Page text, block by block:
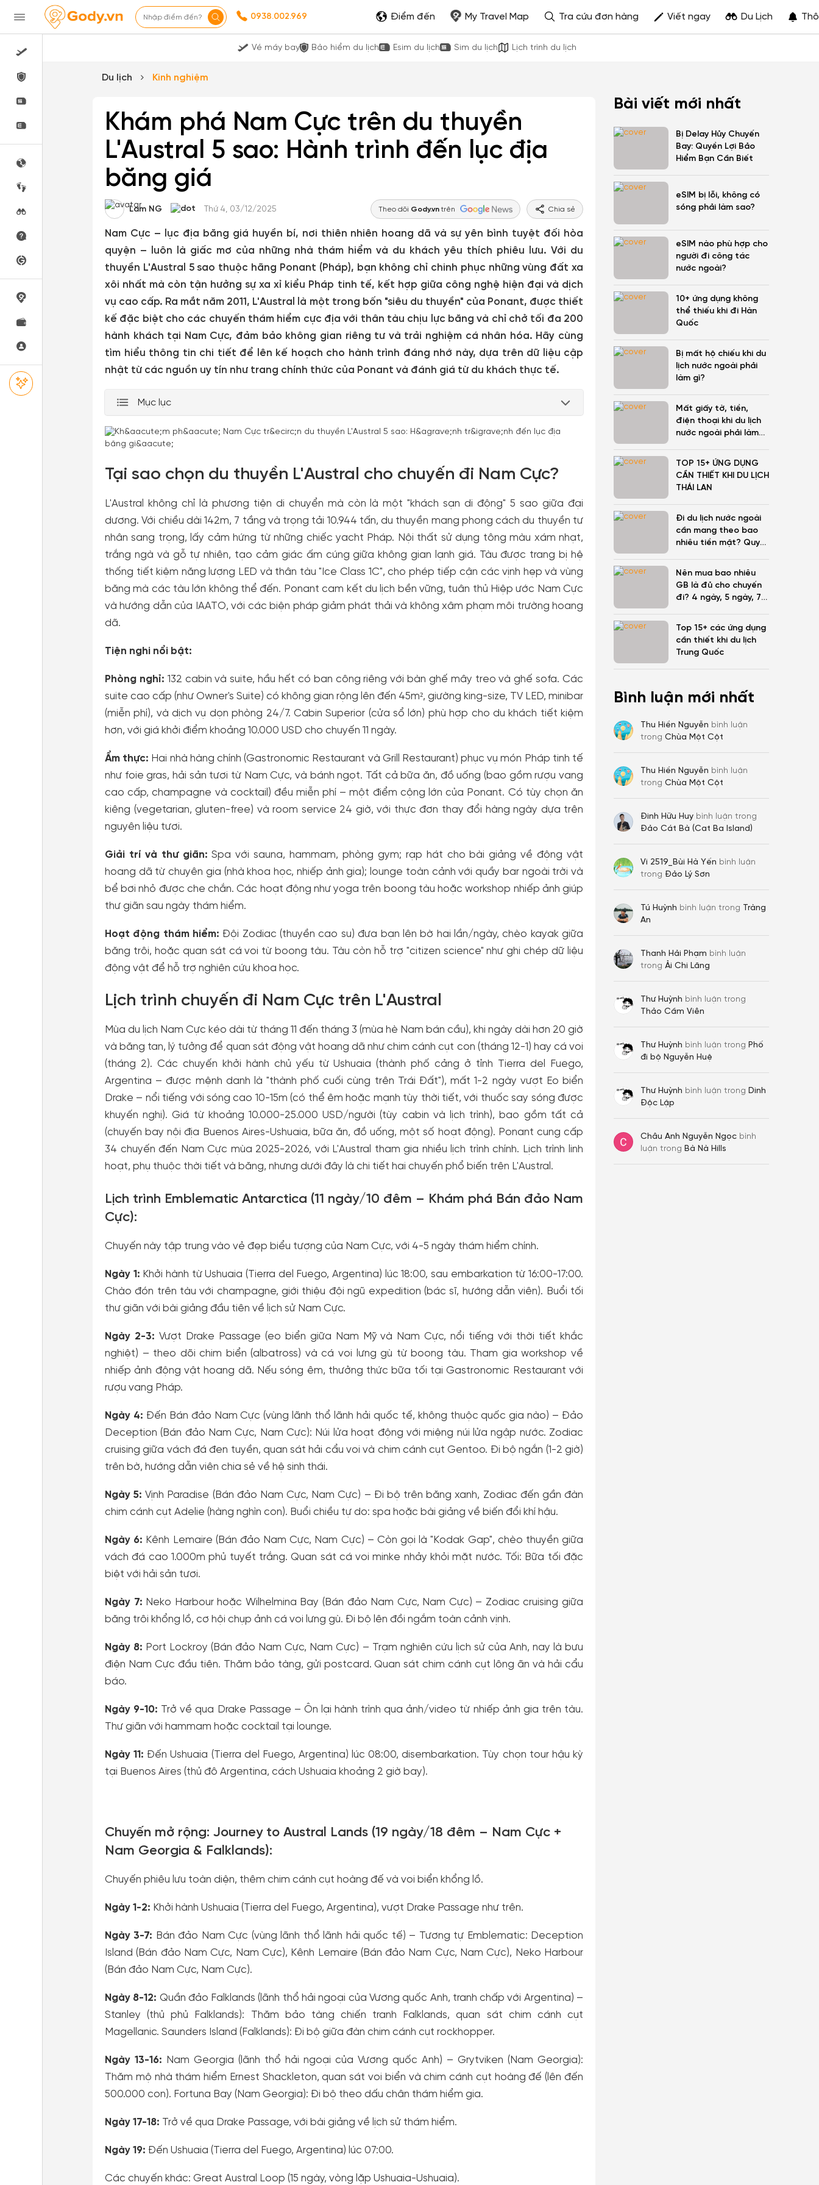
Nhập điểm đến? 0938.002.969 Điểm đến My Travel Map Tra cứu đơn hàng Viết ngay Du Lịch
Vé máy bay Bảo hiểm du lịch Esim du lịch Sim du lịch Lịch trình du lịch
Du lịch Kinh nghiệm
Khám phá Nam Cực trên du thuyền
L'Austral 5 sao: Hành trình đến lục địa
băng giá
Lam NG Thứ 4, 03/12/2025 Theo dõi Gody.vntrên Chia sẻ
Nam Cực – lục địa băng giá huyền bí, nơi thiên nhiên hoang dã và sự yên bình tuyệt đối hòa
quyện – luôn là giấc mơ của những nhà thám hiểm và du khách yêu thích phiêu lưu. Với du
thuyền L'Austral 5 sao thuộc hãng Ponant (Pháp), bạn không chỉ chinh phục những vùng đất xa
xôi nhất mà còn tận hưởng sự xa xỉ kiểu Pháp tinh tế, kết hợp giữa công nghệ hiện đại và dịch
vụ cao cấp. Ra mắt năm 2011, L'Austral là một trong bốn "siêu du thuyền" của Ponant, được thiết
kế đặc biệt cho các chuyến thám hiểm cực địa với thân tàu chịu lực băng và chỉ chở tối đa 200
hành khách tại Nam Cực, đảm bảo không gian riêng tư và trải nghiệm cá nhân hóa. Hãy cùng
tìm hiểu thông tin chi tiết để lên kế hoạch cho hành trình đáng nhớ này, dựa trên dữ liệu cập
nhật từ các nguồn uy tín như trang chính thức của Ponant và đánh giá từ du khách thực tế.
Mục lục
Tại sao chọn du thuyền L'Austral cho chuyến đi Nam Cực?
L'Austral không chỉ là phương tiện di chuyển mà còn là một "khách sạn di động" 5 sao giữa đại
dương. Với chiều dài 142m, 7 tầng và trọng tải 10.944 tấn, du thuyền mang phong cách du thuyền tư
nhân sang trọng, lấy cảm hứng từ những chiếc yacht Pháp. Nội thất sử dụng tông màu xám nhạt,
trắng ngà và gỗ tự nhiên, tạo cảm giác ấm cúng giữa không gian lạnh giá. Tàu được trang bị hệ
thống tiết kiệm năng lượng LED và thân tàu "Ice Class 1C", cho phép tiếp cận các vịnh hẹp và vùng
băng mà các tàu lớn không thể đến. Ponant cam kết du lịch bền vững, tuân thủ Hiệp ước Nam Cực
và hướng dẫn của IAATO, với các biện pháp giảm phát thải và không xâm phạm môi trường hoang
dã.
Tiện nghi nổi bật:
Phòng nghỉ: 132 cabin và suite, hầu hết có ban công riêng với bàn ghế mây treo và ghế sofa. Các
suite cao cấp (như Owner's Suite) có không gian rộng lên đến 45m², giường king-size, TV LED, minibar
(miễn phí), và dịch vụ dọn phòng 24/7. Cabin Superior (cửa sổ lớn) phù hợp cho du khách tiết kiệm
hơn, với giá khởi điểm khoảng 10.000 USD cho chuyến 11 ngày.
Ẩm thực: Hai nhà hàng chính (Gastronomic Restaurant và Grill Restaurant) phục vụ món Pháp tinh tế
như foie gras, hải sản tươi từ Nam Cực, và bánh ngọt. Tất cả bữa ăn, đồ uống (bao gồm rượu vang
cao cấp, champagne và cocktail) đều miễn phí – một điểm cộng lớn của Ponant. Có tùy chọn ăn
kiêng (vegetarian, gluten-free) và room service 24 giờ, với thực đơn thay đổi hàng ngày dựa trên
nguyên liệu tươi.
Giải trí và thư giãn: Spa với sauna, hammam, phòng gym; rạp hát cho bài giảng về động vật
hoang dã từ chuyên gia (nhà khoa học, nhiếp ảnh gia); lounge toàn cảnh với quầy bar ngoài trời và
bể bơi nhỏ được che chắn. Các hoạt động như yoga trên boong tàu hoặc workshop nhiếp ảnh giúp
thư giãn sau ngày thám hiểm.
Hoạt động thám hiểm: Đội Zodiac (thuyền cao su) đưa bạn lên bờ hai lần/ngày, chèo kayak giữa
băng trôi, hoặc quan sát cá voi từ boong tàu. Tàu còn hỗ trợ "citizen science" như ghi chép dữ liệu
động vật để hỗ trợ nghiên cứu khoa học.
Lịch trình chuyến đi Nam Cực trên L'Austral
Mùa du lịch Nam Cực kéo dài từ tháng 11 đến tháng 3 (mùa hè Nam bán cầu), khi ngày dài hơn 20 giờ
và băng tan, lý tưởng để quan sát động vật hoang dã như chim cánh cụt con (tháng 12-1) hay cá voi
(tháng 2). Các chuyến khởi hành chủ yếu từ Ushuaia (thành phố cảng ở tỉnh Tierra del Fuego,
Argentina – được mệnh danh là "thành phố cuối cùng trên Trái Đất"), mất 1-2 ngày vượt Eo biển
Drake – nổi tiếng với sóng cao 10-15m (có thể êm hoặc mạnh tùy thời tiết, với thuốc say sóng được
khuyến nghị). Giá từ khoảng 10.000-25.000 USD/người (tùy cabin và lịch trình), bao gồm tất cả
(chuyến bay nội địa Buenos Aires-Ushuaia, bữa ăn, đồ uống, một số hoạt động). Ponant cung cấp
34 chuyến đến Nam Cực mùa 2025-2026, với L'Austral tham gia nhiều lịch trình chính. Lịch trình linh
hoạt, phụ thuộc thời tiết và băng, nhưng dưới đây là chi tiết hai chuyến phổ biến trên L'Austral.
Lịch trình Emblematic Antarctica (11 ngày/10 đêm – Khám phá Bán đảo Nam
Cực):
Chuyến này tập trung vào vẻ đẹp biểu tượng của Nam Cực, với 4-5 ngày thám hiểm chính.
Ngày 1: Khởi hành từ Ushuaia (Tierra del Fuego, Argentina) lúc 18:00, sau embarkation từ 16:00-17:00.
Chào đón trên tàu với champagne, giới thiệu đội ngũ expedition (bác sĩ, hướng dẫn viên). Buổi tối
thư giãn với bài giảng đầu tiên về lịch sử Nam Cực.
Ngày 2-3: Vượt Drake Passage (eo biển giữa Nam Mỹ và Nam Cực, nổi tiếng với thời tiết khắc
nghiệt) – theo dõi chim biển (albatross) và cá voi lưng gù từ boong tàu. Tham gia workshop về
nhiếp ảnh động vật hoang dã. Nếu sóng êm, thưởng thức bữa tối tại Gastronomic Restaurant với
rượu vang Pháp.
Ngày 4: Đến Bán đảo Nam Cực (vùng lãnh thổ lãnh hải quốc tế, không thuộc quốc gia nào) – Đảo
Deception (Bán đảo Nam Cực, Nam Cực): Núi lửa hoạt động với miệng núi lửa ngập nước. Zodiac
cruising giữa vách đá đen tuyền, quan sát hải cẩu voi và chim cánh cụt Gentoo. Đi bộ ngắn (1-2 giờ)
trên bờ, hướng dẫn viên chia sẻ về hệ sinh thái.
Ngày 5:Vịnh Paradise (Bán đảo Nam Cực, Nam Cực) – Đi bộ trên băng xanh, Zodiac đến gần đàn
chim cánh cụt Adelie (hàng nghìn con). Buổi chiều tự do: spa hoặc bài giảng về biến đổi khí hậu.
Ngày 6: Kênh Lemaire (Bán đảo Nam Cực, Nam Cực) – Còn gọi là "Kodak Gap", chèo thuyền giữa
vách đá cao 1.000m phủ tuyết trắng. Quan sát cá voi minke nhảy khỏi mặt nước. Tối: Bữa tối đặc
biệt với hải sản tươi.
Ngày 7: Neko Harbour hoặc Wilhelmina Bay (Bán đảo Nam Cực, Nam Cực) – Zodiac cruising giữa
băng trôi khổng lồ, cơ hội chụp ảnh cá voi lưng gù. Đi bộ lên đồi ngắm toàn cảnh vịnh.
Ngày 8: Port Lockroy (Bán đảo Nam Cực, Nam Cực) – Trạm nghiên cứu lịch sử của Anh, nay là bưu
điện Nam Cực đầu tiên. Thăm bảo tàng, gửi postcard. Quan sát chim cánh cụt lông ãn và hải cẩu
báo.
Ngày 9-10: Trở về qua Drake Passage – Ôn lại hành trình qua ảnh/video từ nhiếp ảnh gia trên tàu.
Thư giãn với hammam hoặc cocktail tại lounge.
Ngày 11: Đến Ushuaia (Tierra del Fuego, Argentina) lúc 08:00, disembarkation. Tùy chọn tour hậu kỳ
tại Buenos Aires (thủ đô Argentina, cách Ushuaia khoảng 2 giờ bay).
Chuyến mở rộng: Journey to Austral Lands (19 ngày/18 đêm – Nam Cực +
Nam Georgia & Falklands):
Chuyến phiêu lưu toàn diện, thêm chim cánh cụt hoàng đế và voi biển khổng lồ.
Ngày 1-2: Khởi hành Ushuaia (Tierra del Fuego, Argentina), vượt Drake Passage như trên.
Ngày 3-7: Bán đảo Nam Cực (vùng lãnh thổ lãnh hải quốc tế) – Tương tự Emblematic: Deception
Island (Bán đảo Nam Cực, Nam Cực), Kênh Lemaire (Bán đảo Nam Cực, Nam Cực), Neko Harbour
(Bán đảo Nam Cực, Nam Cực).
Ngày 8-12: Quần đảo Falklands (lãnh thổ hải ngoại của Vương quốc Anh, tranh chấp với Argentina) –
Stanley (thủ phủ Falklands): Thăm bảo tàng chiến tranh Falklands, quan sát chim cánh cụt
Magellanic. Saunders Island (Falklands): Đi bộ giữa đàn chim cánh cụt rockhopper.
Ngày 13-16:
Nam Georgia (lãnh thổ hải ngoại của Vương quốc Anh) – Grytviken (Nam Georgia):
Thăm mộ nhà thám hiểm Ernest Shackleton, quan sát voi biển và chim cánh cụt hoàng đế (lên đến
500.000 con). Fortuna Bay (Nam Georgia): Đi bộ theo dấu chân thám hiểm gia.
Ngày 17-18: Trở về qua Drake Passage, với bài giảng về lịch sử thám hiểm.
Ngày 19: Đến Ushuaia (Tierra del Fuego, Argentina) lúc 07:00.
Các chuyến khác: Great Austral Loop (15 ngày, vòng lặp Ushuaia-Ushuaia).
Bài viết mới nhất
Bị Delay Hủy Chuyến
Bay: Quyền Lợi Bảo
Hiểm Bạn Cần Biết
eSIM bị lỗi, không có
sóng phải làm sao?
eSIM nào phù hợp cho
người đi công tác
nước ngoài?
10+ ứng dụng không
thể thiếu khi đi Hàn
Quốc
Bị mất hộ chiếu khi du
lịch nước ngoài phải
làm gì?
Mất giấy tờ, tiền,
điện thoại khi du lịch
nước ngoài phải làm
TOP 15+ ỨNG DỤNG
CẦN THIẾT KHI DU LỊCH
THÁI LAN
Đi du lịch nước ngoài
cần mang theo bao
nhiêu tiền mặt? Quy
Nên mua bao nhiêu
GB là đủ cho chuyến
đi? 4 ngày, 5 ngày, 7
Top 15+ các ứng dụng
cần thiết khi du lịch
Trung Quốc
Bình luận mới nhất
Thu Hiền Nguyễn bình luận
trong Chùa Một Cột
Thu Hiền Nguyễn bình luận
trong Chùa Một Cột
Đinh Hữu Huy bình luận trong
Đảo Cát Bà (Cat Ba Island)
Vi 2519_Bùi Hà Yến bình luận
trong Đảo Lý Sơn
Tú Huỳnh bình luận trong Tràng
An
Thanh Hải Phạm bình luận
trong Ải Chi Lăng
Thư Huỳnh bình luận trong
Thảo Cầm Viên
Thư Huỳnh bình luận trong Phố
đi bộ Nguyễn Huệ
Thư Huỳnh bình luận trong Dinh
Độc Lập
Châu Anh Nguyễn Ngọc bình
luận trong Bà Nà Hills